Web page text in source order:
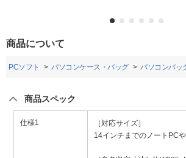
商品について
PCソフト パソコンケース・バッグ パソコンバッ
商品スペック
仕様1
［対応サイズ］
14インチまでのノートPC